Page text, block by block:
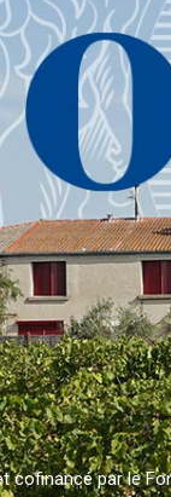
cofinancé par le